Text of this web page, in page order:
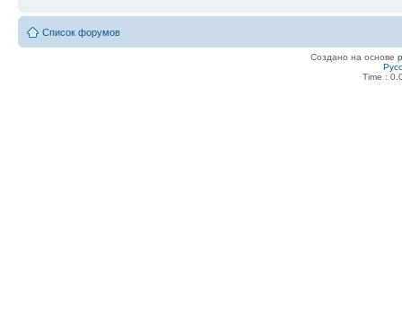
Список форумов
Создано на основе
Time :